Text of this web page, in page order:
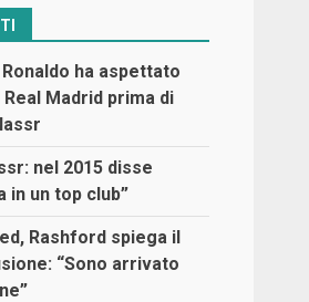
ha aspettato
Madrid prima di
nel 2015 disse
in un top club”
Rashford spiega il
“Sono arrivato